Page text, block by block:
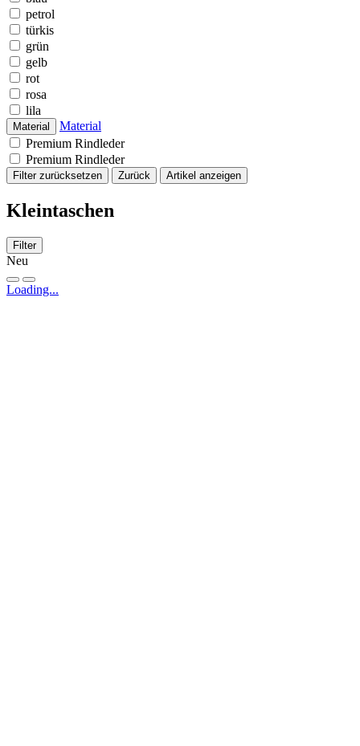
petrol
türkis
grün
gelb
rot
rosa
lila
Material
Material
Premium Rindleder
Premium Rindleder
Filter zurücksetzen Zurück Artikel anzeigen
Kleintaschen
Filter
Neu
Loading...